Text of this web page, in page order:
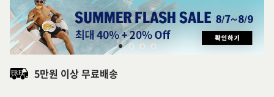
5만원 이상 무료배송